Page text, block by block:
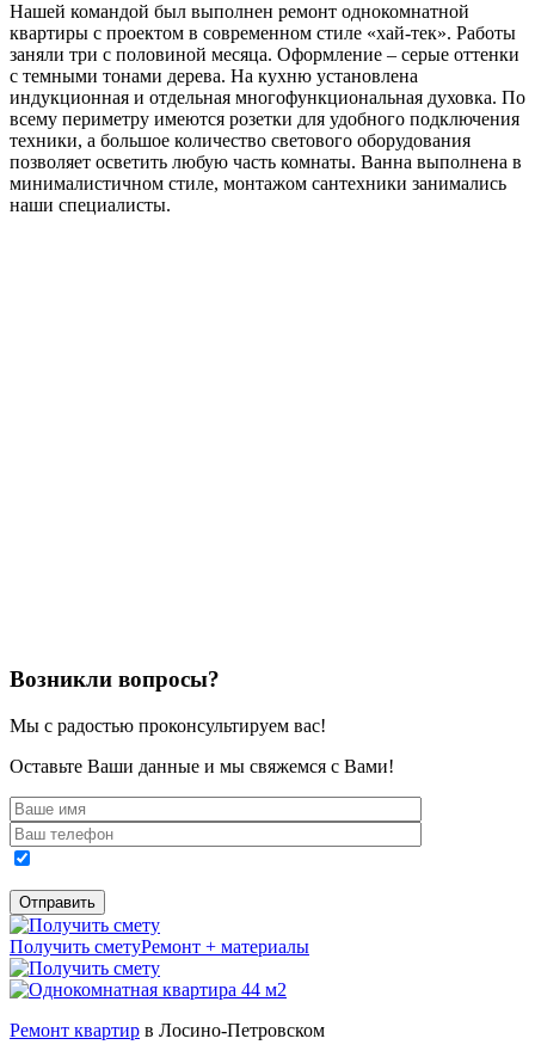
Нашей командой был выполнен ремонт однокомнатной
квартиры с проектом в современном стиле «хай-тек». Работы
заняли три с половиной месяца. Оформление – серые оттенки
с темными тонами дерева. На кухню установлена
индукционная и отдельная многофункциональная духовка. По
всему периметру имеются розетки для удобного подключения
техники, а большое количество светового оборудования
позволяет осветить любую часть комнаты. Ванна выполнена в
минималистичном стиле, монтажом сантехники занимались
наши специалисты.
Возникли вопросы?
Мы с радостью проконсультируем вас!
Оставьте Ваши данные и мы свяжемся с Вами!
Получить сметуРемонт + материалы
Ремонт квартир в Лосино-Петровском